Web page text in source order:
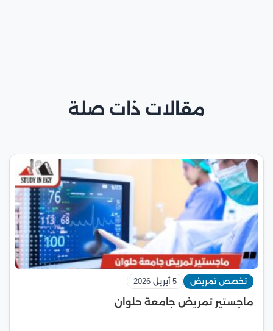
مقالات ذات صلة
تخصص تمريض 5 أبريل 2026
ماجستير تمريض جامعة حلوان